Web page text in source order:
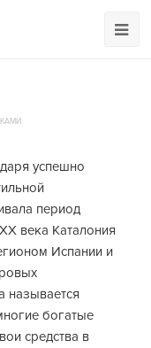
успешно
период
века Каталония
Испании и
называется
богатые
средства в